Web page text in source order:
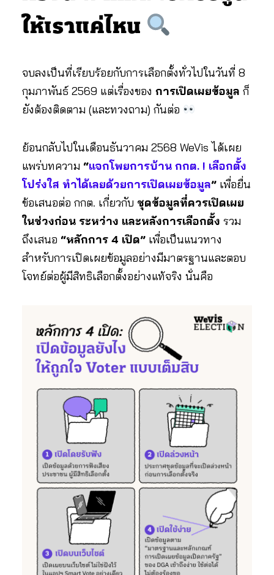
ให้เราแค่ไหน
จบลงเป็นที่เรียบร้อยกับการเลือกตั้งทั่วไปในวันที่ 8
กุมภาพันธ์ 2569 แต่เรื่องของ การเปิดเผยข้อมูล ก็
ยังต้องติดตาม (และทวงถาม) กันต่อ
ย้อนกลับไปในเดือนธันวาคม 2568 WeVis ได้เผย
แพร่บทความ “แจกโพยการบ้าน กกต. ! เลือกตั้ง
โปร่งใส ทำได้เลยด้วยการเปิดเผยข้อมูล” เพื่อยื่น
ข้อเสนอต่อ กกต. เกี่ยวกับ ชุดข้อมูลที่ควรเปิดเผย
ในช่วงก่อน ระหว่าง และหลังการเลือกตั้ง รวม
ถึงเสนอ “หลักการ 4 เปิด”เพื่อเป็นแนวทาง
สำหรับการเปิดเผยข้อมูลอย่างมีมาตรฐานและตอบ
โจทย์ต่อผู้มีสิทธิเลือกตั้งอย่างแท้จริง นั่นคือ